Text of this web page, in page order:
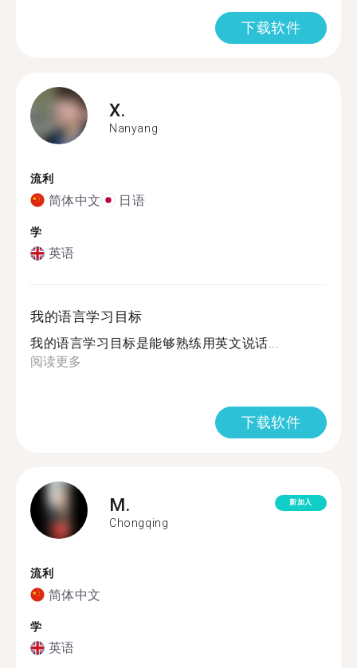
下载软件
X.
Nanyang
流利
简体中文 日语
学
英语
我的语言学习目标
我的语言学习目标是能够熟练用英文说话...
阅读更多
下载软件
M.
Chongqing
新加入
流利
简体中文
学
英语